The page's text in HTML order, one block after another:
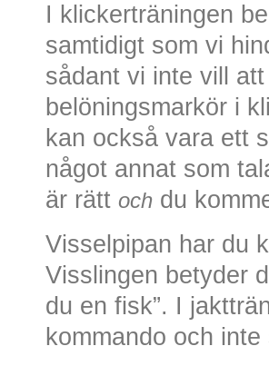
I klickerträningen
samtidigt som vi
sådant vi inte vill
belöningsmarkör i
kan också vara ett
något annat som
är rätt och du
Visselpipan har du
Visslingen betyder
du en fisk”. I
kommando och